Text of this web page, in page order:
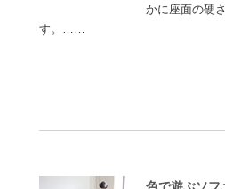
かに座面の硬
す。……
色で遊ぶソフ